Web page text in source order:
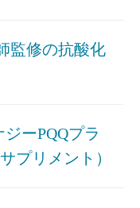
監修の抗酸化
ーPQQプラ
プリメント）